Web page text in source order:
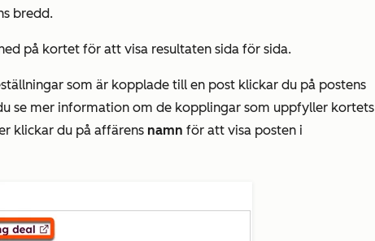
bredd.
på kortet för att visa resultaten sida för sida.
som är kopplade till en post klickar du på postens
se mer information om de kopplingar som uppfyller kortets
klickar du på affärens namn för att visa posten i